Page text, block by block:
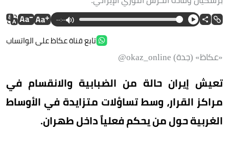
--:--
تابع قناة عكاظ على الواتساب
«عكاظ» (جدة) okaz_online@
تعيش إيران حالة من الضبابية والانقسام في
مراكز القرار، وسط تساؤلات متزايدة في الأوساط
الغربية حول من يحكم فعلياً داخل طهران.